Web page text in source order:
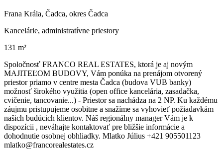
Frana Krála, Čadca, okres Čadca
Kancelárie, administratívne priestory
131 m²
Spoločnosť FRANCO REAL ESTATES, ktorá je aj novým
MAJITEĽOM BUDOVY, Vám ponúka na prenájom otvorený
priestor priamo v centre mesta Čadca (budova VUB banky)
možnosť širokého využitia (open office kancelária, zasadačka,
cvičenie, tancovanie...) - Priestor sa nachádza na 2 NP. Ku každému
záujmu pristupujeme osobitne a snažíme sa vyhovieť požiadavkám
našich budúcich klientov. Náš regionálny manager Vám je k
dispozícii , neváhajte kontaktovať pre bližšie informácie a
dohodnutie osobnej obhliadky. Mlatko Július +421 905501123
mlatko@francorealestates.cz